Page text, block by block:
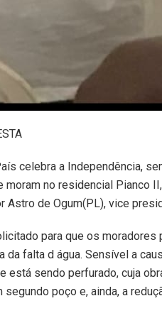
celebra a Independência,
no residencial Pianco
Astro de Ogum(PL), vice
para que os
da falta d água. Sensível a
está sendo perfurado, cuja
segundo poço e, ainda, a